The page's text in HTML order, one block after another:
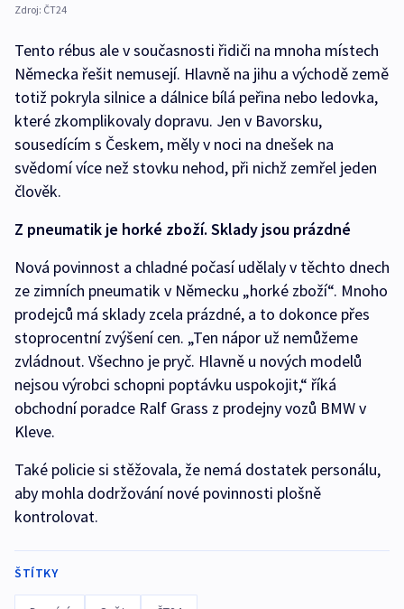
Zdroj: ČT24
Tento rébus ale v současnosti řidiči na mnoha místech
Německa řešit nemusejí. Hlavně na jihu a východě země
totiž pokryla silnice a dálnice bílá peřina nebo ledovka,
které zkomplikovaly dopravu. Jen v Bavorsku,
sousedícím s Českem, měly v noci na dnešek na
svědomí více než stovku nehod, při nichž zemřel jeden
člověk.
Z pneumatik je horké zboží. Sklady jsou prázdné
Nová povinnost a chladné počasí udělaly v těchto dnech
ze zimních pneumatik v Německu „horké zboží“. Mnoho
prodejců má sklady zcela prázdné, a to dokonce přes
stoprocentní zvýšení cen. „Ten nápor už nemůžeme
zvládnout. Všechno je pryč. Hlavně u nových modelů
nejsou výrobci schopni poptávku uspokojit,“ říká
obchodní poradce Ralf Grass z prodejny vozů BMW v
Kleve.
Také policie si stěžovala, že nemá dostatek personálu,
aby mohla dodržování nové povinnosti plošně
kontrolovat.
ŠTÍTKY